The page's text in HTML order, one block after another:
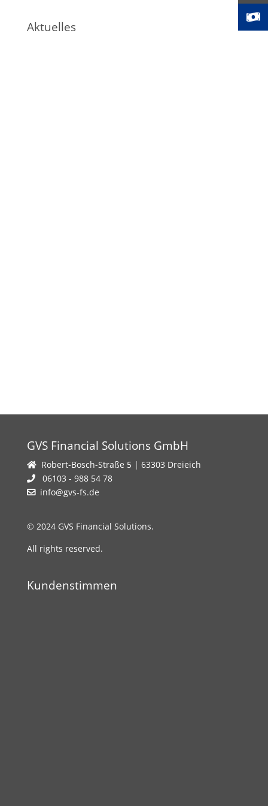
Aktuelles
GVS Financial Solutions GmbH
Robert-Bosch-Straße 5 | 63303 Dreieich
06103 - 988 54 78
info@gvs-fs.de
© 2024 GVS Financial Solutions.
All rights reserved.
Kundenstimmen